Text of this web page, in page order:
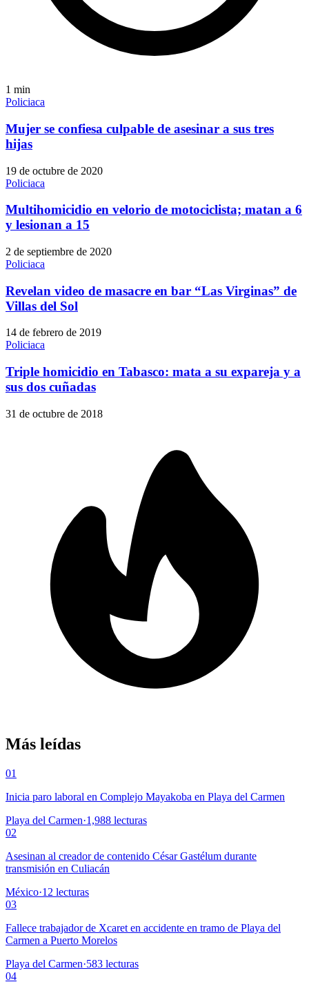
1 min
Policiaca
Mujer se confiesa culpable de asesinar a sus tres
hijas
19 de octubre de 2020
Policiaca
Multihomicidio en velorio de motociclista; matan a 6
y lesionan a 15
2 de septiembre de 2020
Policiaca
Revelan video de masacre en bar “Las Virginas” de
Villas del Sol
14 de febrero de 2019
Policiaca
Triple homicidio en Tabasco: mata a su expareja y a
sus dos cuñadas
31 de octubre de 2018
Más leídas
01
Inicia paro laboral en Complejo Mayakoba en Playa del Carmen
Playa del Carmen·1,988 lecturas
02
Asesinan al creador de contenido César Gastélum durante
transmisión en Culiacán
México·12 lecturas
03
Fallece trabajador de Xcaret en accidente en tramo de Playa del
Carmen a Puerto Morelos
Playa del Carmen·583 lecturas
04